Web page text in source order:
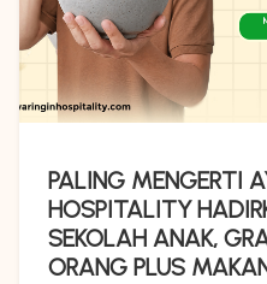
PALING MENGERTI
HOSPITALITY
SEKOLAH ANAK,
ORANG PLUS